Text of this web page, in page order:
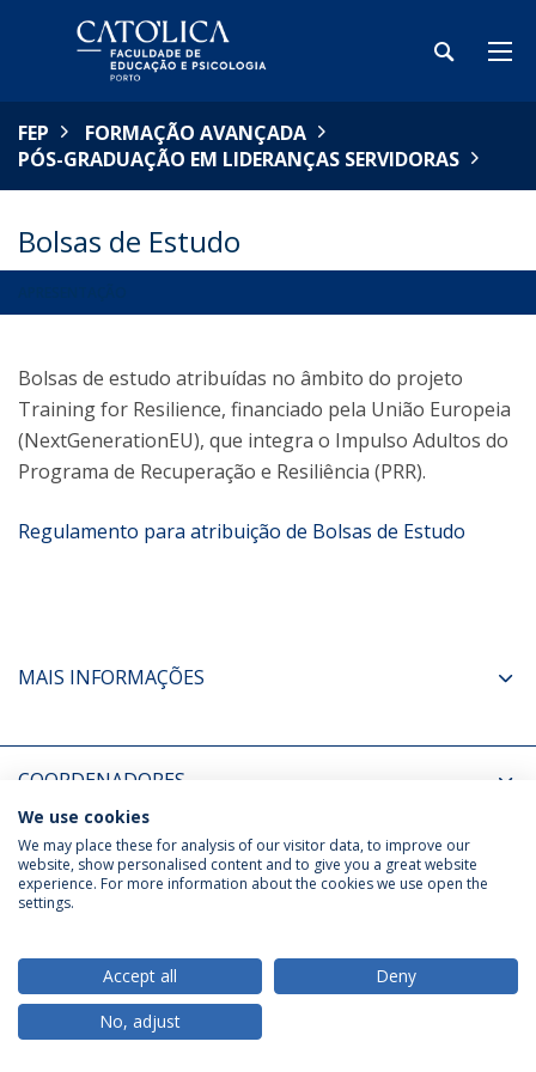
FEP
FORMAÇÃO AVANÇADA
PÓS-GRADUAÇÃO EM LIDERANÇAS SERVIDORAS
Bolsas de Estudo
Bolsas de estudo atribuídas no âmbito do projeto
Training for Resilience, financiado pela União Europeia
(NextGenerationEU), que integra o Impulso Adultos do
Programa de Recuperação e Resiliência (PRR).
Regulamento para atribuição de Bolsas de Estudo
MAIS INFORMAÇÕES
COORDENADORES
Política de Privacidade
Termos & Condições
Direitos do Titular dos Dados
© 2026 Universidade Católica Portuguesa
We use cookies
We may place these for analysis of our visitor data, to improve our
website, show personalised content and to give you a great website
experience. For more information about the cookies we use open the
settings.
Accept all
Deny
No, adjust